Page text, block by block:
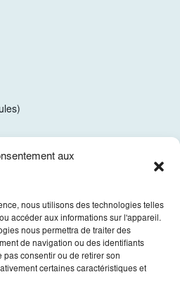
aux
nous utilisons des technologies telles
accéder aux informations sur l'appareil.
nous permettra de traiter des
de navigation ou des identifiants
pas consentir ou de retirer son
certaines caractéristiques et